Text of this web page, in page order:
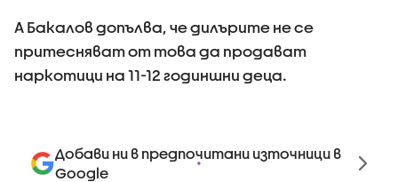
А Бакалов допълва, че дилърите не се
притесняват от това да продават
наркотици на 11-12 годиншни деца.
Добави ни в предпочитани източници в
Google